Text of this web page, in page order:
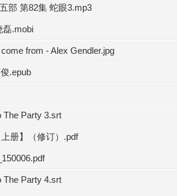
部 第82集 蛇眼3.mp3
磊.mobi
from - Alex Gendler.jpg
.epub
The Party 3.srt
册】（修订）.pdf
The Party 4.srt